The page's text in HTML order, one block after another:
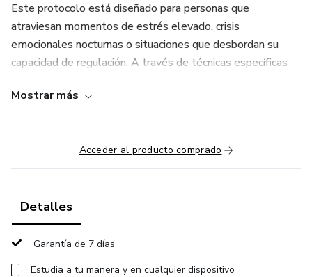
Este protocolo está diseñado para personas que
atraviesan momentos de estrés elevado, crisis
emocionales nocturnas o situaciones que desbordan su
capacidad de regulación. A través de técnicas específicas
rápido, aprenderás a desactivar la respuesta de alarma de
necesitas.
Mostrar más
Acceder al producto comprado
Detalles
Garantía de 7 días
Estudia a tu manera y en cualquier dispositivo